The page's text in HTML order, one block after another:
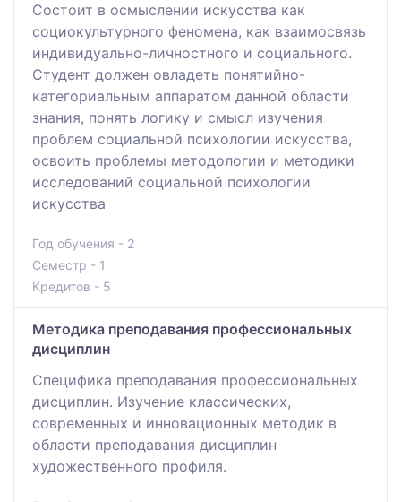
Состоит в осмыслении искусства как
социокультурного феномена, как взаимосвязь
индивидуально-личностного и социального.
Студент должен овладеть понятийно-
категориальным аппаратом данной области
знания, понять логику и смысл изучения
проблем социальной психологии искусства,
освоить проблемы методологии и методики
исследований социальной психологии
искусства
Год обучения - 2
Семестр - 1
Кредитов - 5
Методика преподавания профессиональных
дисциплин
Специфика преподавания профессиональных
дисциплин. Изучение классических,
современных и инновационных методик в
области преподавания дисциплин
художественного профиля.